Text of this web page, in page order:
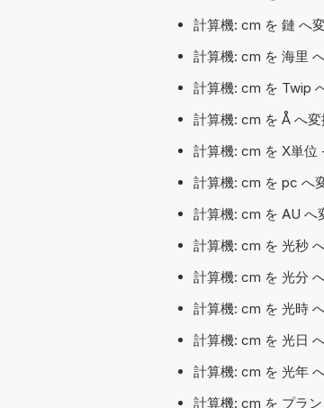
計算機: cm を 鏈 へ
計算機: cm を 海里
計算機: cm を Twip
計算機: cm を Å へ
計算機: cm を X単
計算機: cm を pc へ
計算機: cm を AU へ
計算機: cm を 光秒
計算機: cm を 光分
計算機: cm を 光時
計算機: cm を 光日
計算機: cm を 光年
計算機: cm を プラ